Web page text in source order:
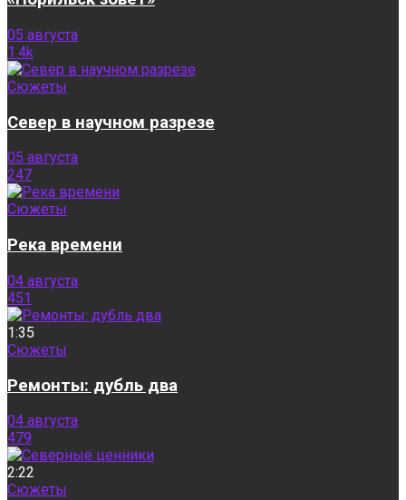
05 августа
1.4k
Сюжеты
Север в научном разрезе
05 августа
247
Сюжеты
Река времени
04 августа
451
1:35
Сюжеты
Ремонты: дубль два
04 августа
479
2:22
Сюжеты